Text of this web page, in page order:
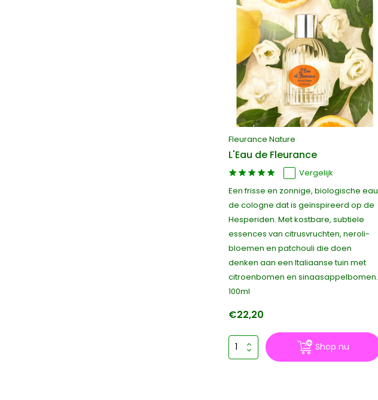
Fleurance Nature
L'Eau de Fleurance
Vergelijk
Een frisse en zonnige, biologische eau
de cologne dat is geïnspireerd op de
Hesperiden. Met kostbare, subtiele
essences van citrusvruchten, neroli-
bloemen en patchouli die doen
denken aan een Italiaanse tuin met
citroenbomen en sinaasappelbomen.
100ml
€22,20
Shop nu